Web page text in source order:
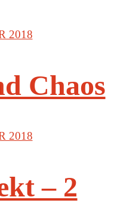
2018
Chaos
2018
– 2